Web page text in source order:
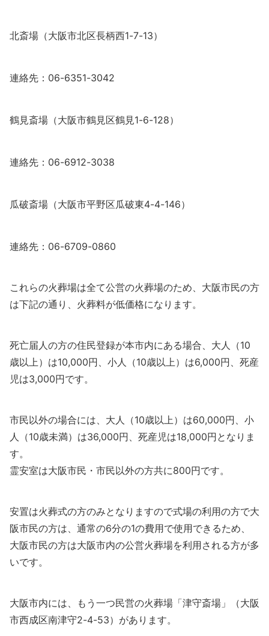
北斎場（大阪市北区長柄西1-7-13）
連絡先：06-6351-3042
鶴見斎場（大阪市鶴見区鶴見1-6-128）
連絡先：06-6912-3038
瓜破斎場（大阪市平野区瓜破東4-4-146）
連絡先：06-6709-0860
これらの火葬場は全て公営の火葬場のため、大阪市民の方
は下記の通り、火葬料が低価格になります。
死亡届人の方の住民登録が本市内にある場合、大人（10
歳以上）は10,000円、小人（10歳以上）は6,000円、死産
児は3,000円です。
市民以外の場合には、大人（10歳以上）は60,000円、小
人（10歳未満）は36,000円、死産児は18,000円となりま
す。
霊安室は大阪市民・市民以外の方共に800円です。
安置は火葬式の方のみとなりますので式場の利用の方で大
阪市民の方は、通常の6分の1の費用で使用できるため、
大阪市民の方は大阪市内の公営火葬場を利用される方が多
いです。
大阪市内には、もう一つ民営の火葬場「津守斎場」（大阪
市西成区南津守2-4-53）があります。